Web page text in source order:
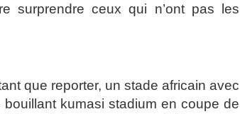
surprendre ceux qui n’ont pas les
que reporter, un stade africain avec
kumasi stadium en coupe de